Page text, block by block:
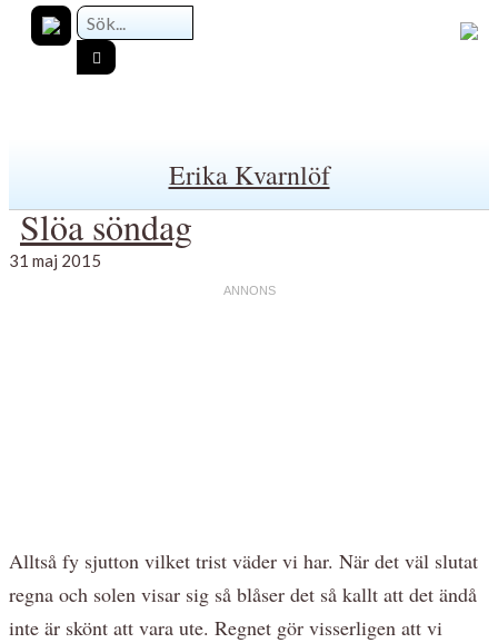
Erika Kvarnlöf
Slöa söndag
31 maj 2015
Alltså fy sjutton vilket trist väder vi har. När det väl slutat
regna och solen visar sig så blåser det så kallt att det ändå
inte är skönt att vara ute. Regnet gör visserligen att vi